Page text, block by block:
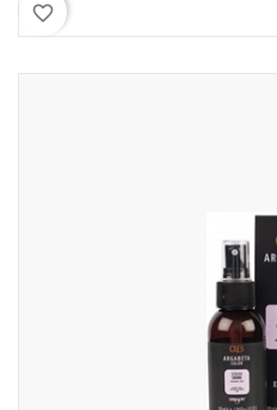
favorite_border